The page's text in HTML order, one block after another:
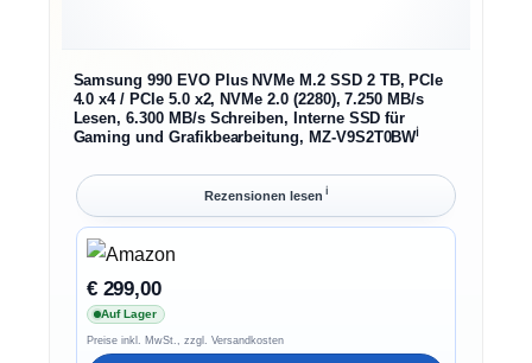
Samsung 990 EVO Plus NVMe M.2 SSD 2 TB, PCIe
4.0 x4 / PCIe 5.0 x2, NVMe 2.0 (2280), 7.250 MB/s
Lesen, 6.300 MB/s Schreiben, Interne SSD für
Gaming und Grafikbearbeitung, MZ-V9S2T0BWℹ︎
Rezensionen lesen ℹ︎
€ 299,00
Auf Lager
Preise inkl. MwSt., zzgl. Versandkosten